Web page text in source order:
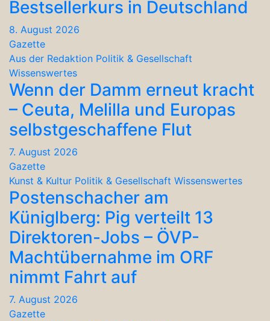
Bestsellerkurs in Deutschland
8. August 2026
Gazette
Aus der Redaktion Politik & Gesellschaft
Wissenswertes
Wenn der Damm erneut kracht
– Ceuta, Melilla und Europas
selbstgeschaffene Flut
7. August 2026
Gazette
Kunst & Kultur Politik & Gesellschaft Wissenswertes
Postenschacher am
Küniglberg: Pig verteilt 13
Direktoren-Jobs – ÖVP-
Machtübernahme im ORF
nimmt Fahrt auf
7. August 2026
Gazette